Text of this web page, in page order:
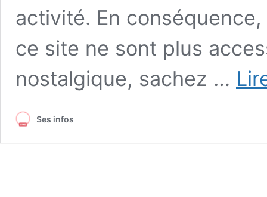
activité. En
ce site ne sont plus
nostalgique, sachez …
Ses infos